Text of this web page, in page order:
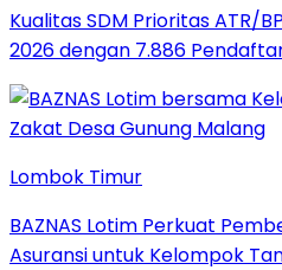
Kualitas SDM Prioritas ATR/
2026 dengan 7.886
Lombok Timur
BAZNAS Lotim Perkuat
Asuransi untuk Kelompok